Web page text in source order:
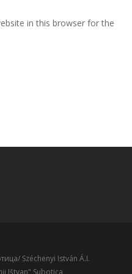
in this browser for the
Széchenyi István Á.I.
Ištvan" Subotica